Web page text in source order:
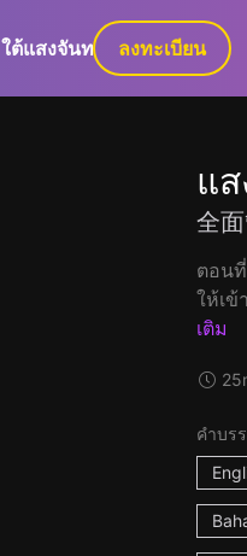
ใต้แสงจันทร์ GaLa+
ลงทะเบียน
แ
全
ตอนที่
ให้เข้
เติม
คำบร